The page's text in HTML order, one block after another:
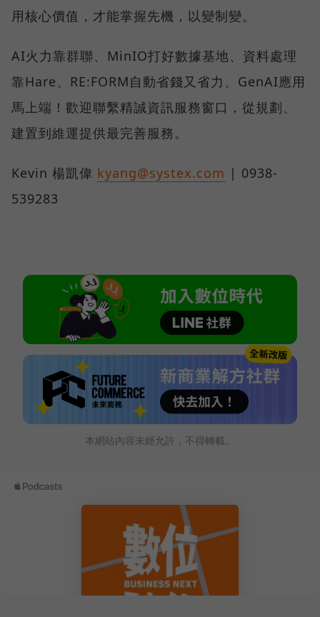
用核心價值，才能掌握先機，以變制變。
AI火力靠群聯、MinIO打好數據基地、資料處理
靠Hare、RE:FORM自動省錢又省力、GenAI應用
馬上端！歡迎聯繫精誠資訊服務窗口，從規劃、
建置到維運提供最完善服務。
Kevin 楊凱偉 kyang@systex.com | 0938-
539283
本網站內容未經允許，不得轉載。